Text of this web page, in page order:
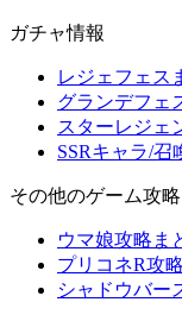
ガチャ情報
レジェフェス
グランデフェ
スターレジェ
SSRキャラ/召
その他のゲーム攻略
ウマ娘攻略ま
プリコネR攻
シャドウバー